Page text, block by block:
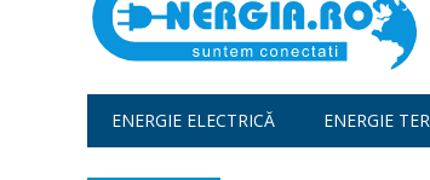
ENERGIE ELECTRICĂ ENERGIE